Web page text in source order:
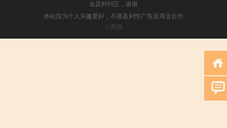
会及时纠正，谢谢
本站仅为个人兴趣爱好，不接盈利性广告及商业合作
小男孩